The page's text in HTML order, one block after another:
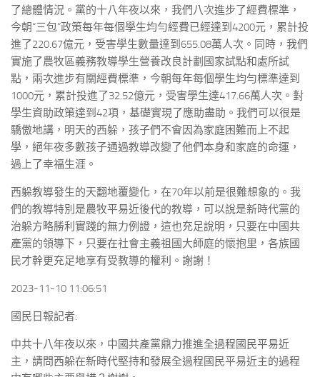
了總體情況。黨的十八年夜以來，我們八次進步了經費標準，
今朝“三包”政策每年每個學生均勻經費已經達到4200元，累計投
進了220.67億元，受害學生數量達到655.08萬人次。同時，我們
實施了農牧區義務教導學生營養改良計劃國家試點和處所試
點，兩次進步有關經費標準，今朝每年每個學生均勻標準達到
1000元，累計投進了32.52億元，受害學生達417.66萬人次。對
學生資助政策達到42項，基礎實現了應助盡助。我們可以很是
驕傲地講，明天的西躲，孩子們不會因為家庭困難而上不起
學，絕年夜多數孩子通過教導改變了他們本身和家庭的命運，
過上了幸福生涯。
西躲教導發生的天翻地覆變化，在70年以前是很難想象的。我
們的教導特別是農牧平易近後代的教導，可以說是新時代黨的
治躲方略勝利實踐的無力例證，這也充足說明，只要在中國共
產黨的領導下，只要在社會主義祖國大師庭的懷抱里，各族國
民才幹更充足地享有受教導的權利。謝謝！
2023-11-10 11:06:51
國民日報記者:
中共十八年夜以來，中國共產黨鼎力推進全過程國民平易近
主，請問西躲在新時代堅持和發展全過程國民平易近主的過程